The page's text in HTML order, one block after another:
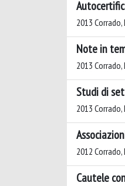
2013 Corrado,
Note in
2013 Corrado,
Studi di
2013 Corrado,
2012 Corrado,
Cautele